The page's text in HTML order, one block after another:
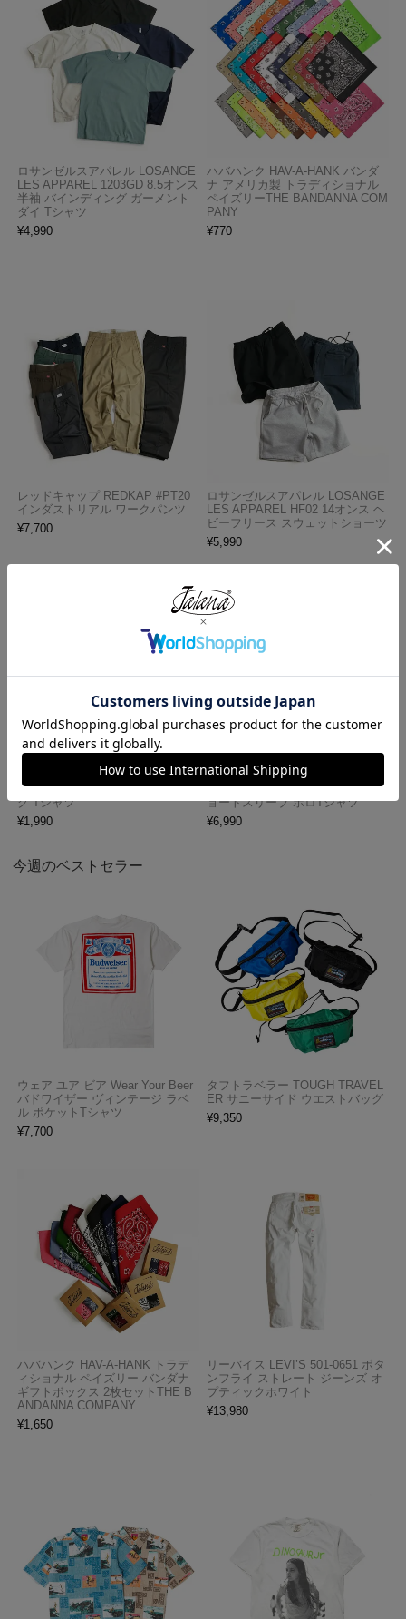
ロサンゼルスアパレル LOSANGE
LES APPAREL 1203GD 8.5オンス
半袖 バインディング ガーメント
ダイ Tシャツ
¥4,990
ハバハンク HAV-A-HANK バンダ
ナ アメリカ製 トラディショナル
ペイズリーTHE BANDANNA COM
PANY
¥770
レッドキャップ REDKAP #PT20
インダストリアル ワークパンツ
¥7,700
ロサンゼルスアパレル LOSANGE
LES APPAREL HF02 14オンス ヘ
ビーフリース スウェットショーツ
¥5,990
プロクラブ PRO CLUB ヘビーウ
ェイト コットン 半袖 クルーネッ
ク Tシャツ
¥1,990
ロサンゼルスアパレル LOS ANGE
LES APPAREL 18412GD 18/1 シ
ョートスリーブ ポロTシャツ
¥6,990
今週のベストセラー
ウェア ユア ビア Wear Your Beer
バドワイザー ヴィンテージ ラベ
ル ポケットTシャツ
¥7,700
タフトラベラー TOUGH TRAVEL
ER サニーサイド ウエストバッグ
¥9,350
ハバハンク HAV-A-HANK トラデ
ィショナル ペイズリー バンダナ
ギフトボックス 2枚セットTHE B
ANDANNA COMPANY
¥1,650
リーバイス LEVI’S 501-0651 ボタ
ンフライ ストレート ジーンズ オ
プティックホワイト
¥13,980